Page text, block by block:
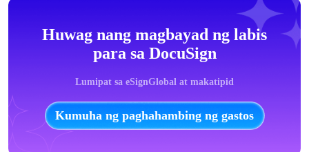
Huwag nang magbayad ng labis
para sa DocuSign
Lumipat sa eSignGlobal at makatipid
Kumuha ng paghahambing ng gastos